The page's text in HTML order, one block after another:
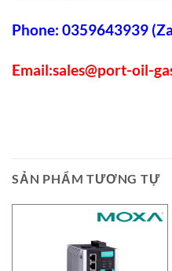
Phone: 0359643939
Email:sales@port-oil-
SẢN PHẨM TƯƠNG TỰ